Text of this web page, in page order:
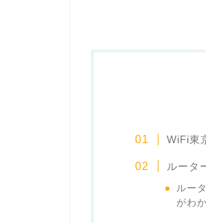
WiFi東
ルータ
ルー
がわ